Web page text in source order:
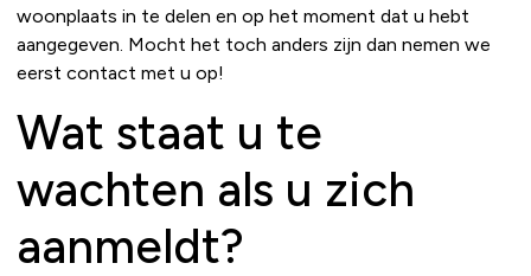
woonplaats in te delen en op het moment dat u hebt
aangegeven. Mocht het toch anders zijn dan nemen we
eerst contact met u op!
Wat staat u te
wachten als u zich
aanmeldt?